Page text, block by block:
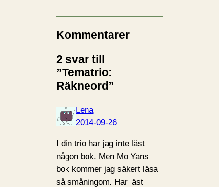
Kommentarer
2 svar till
”Tematrio:
Räkneord”
Lena
2014-09-26
I din trio har jag inte läst
någon bok. Men Mo Yans
bok kommer jag säkert läsa
så småningom. Har läst